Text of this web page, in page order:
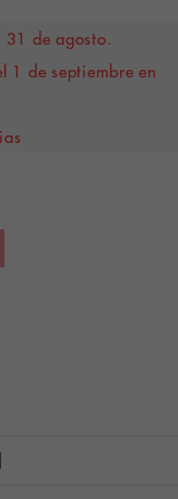
31 de agosto.
1 de septiembre en